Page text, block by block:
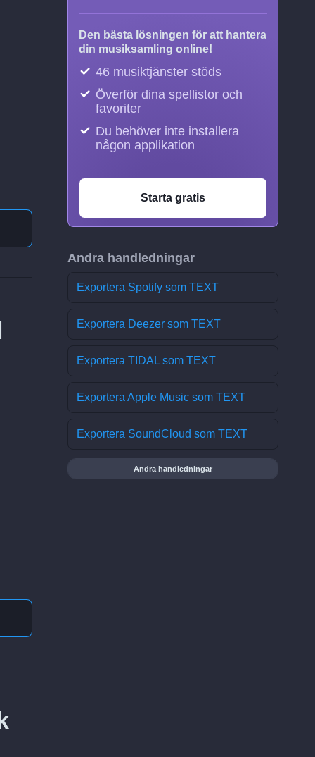
Den bästa lösningen för att hantera
din musiksamling online!
46 musiktjänster stöds
Överför dina spellistor och
favoriter
Du behöver inte installera
någon applikation
Starta gratis
Andra handledningar
Exportera Spotify som TEXT
Exportera Deezer som TEXT
Exportera TIDAL som TEXT
Exportera Apple Music som TEXT
Exportera SoundCloud som TEXT
Andra handledningar